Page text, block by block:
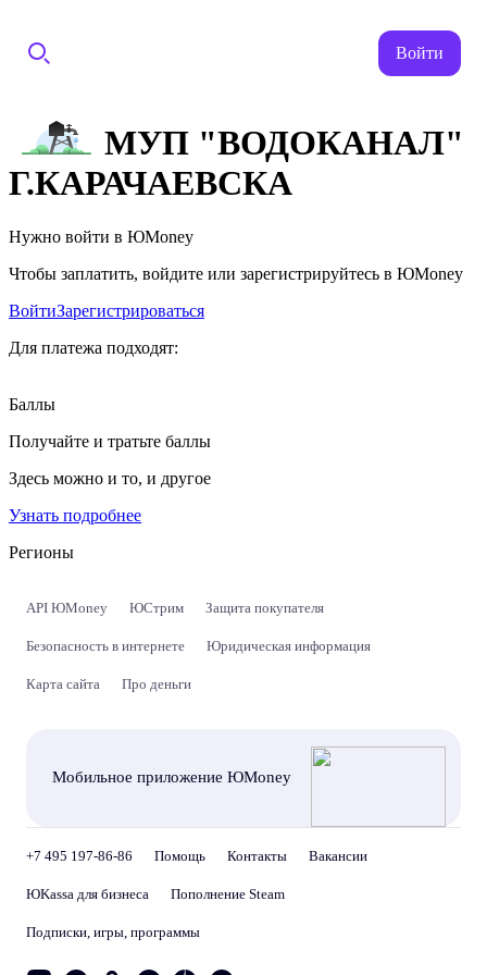
Войти
МУП "ВОДОКАНАЛ"
Г.КАРАЧАЕВСКА
Нужно войти в ЮMoney
Чтобы заплатить, войдите или зарегистрируйтесь в ЮMoney
ВойтиЗарегистрироваться
Для платежа подходят:
Баллы
Получайте и тратьте баллы
Здесь можно и то, и другое
Узнать подробнее
Регионы
API ЮMoney ЮСтрим Защита покупателя
Безопасность в интернете Юридическая информация
Карта сайта Про деньги
Мобильное приложение ЮMoney
+7 495 197-86-86 Помощь Контакты Вакансии
ЮKassa для бизнеса Пополнение Steam
Подписки, игры, программы